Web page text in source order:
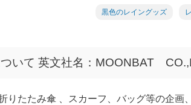
黒色のレイングッズ
いて 英文社名：MOONBAT
りたたみ傘 、スカーフ、バッグ等の企画